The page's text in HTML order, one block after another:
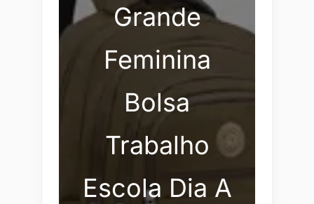
Grande
Feminina
Bolsa
Trabalho
Escola Dia A